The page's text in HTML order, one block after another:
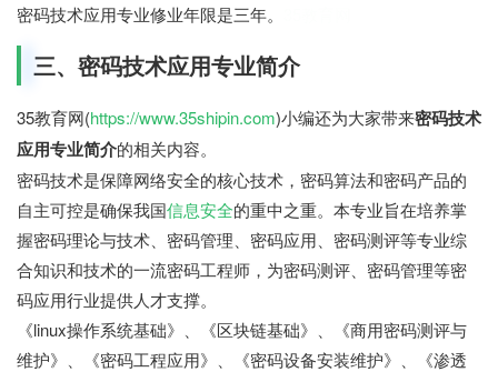
密码技术应用专业修业年限是三年。
三、密码技术应用专业简介
35教育网(https://www.35shipin.com)小编还为大家带来密码技术
应用专业简介的相关内容。
密码技术是保障网络安全的核心技术，密码算法和密码产品的
自主可控是确保我国信息安全的重中之重。本专业旨在培养掌
握密码理论与技术、密码管理、密码应用、密码测评等专业综
合知识和技术的一流密码工程师，为密码测评、密码管理等密
码应用行业提供人才支撑。
《linux操作系统基础》、《区块链基础》、《商用密码测评与
维护》、《密码工程应用》、《密码设备安装维护》、《渗透